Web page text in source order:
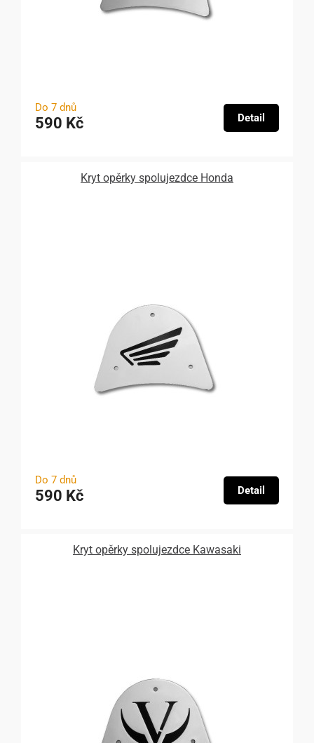
Do 7 dnů
590 Kč Detail
Kryt opěrky spolujezdce Honda
Do 7 dnů
590 Kč Detail
Kryt opěrky spolujezdce Kawasaki